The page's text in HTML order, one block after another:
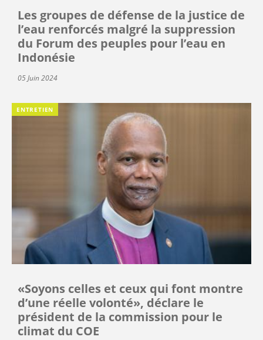
Les groupes de défense de la justice de
l’eau renforcés malgré la suppression
du Forum des peuples pour l’eau en
Indonésie
05 Juin 2024
ENTRETIEN
«Soyons celles et ceux qui font montre
d’une réelle volonté», déclare le
président de la commission pour le
climat du COE